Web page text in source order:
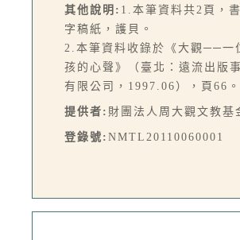
其他說明: 1.本筆資料共2頁，
字稿紙，護貝。
2.本筆資料收錄於《大觀──一
孩的心聲》（臺北：遠流出版
有限公司，1997.06），頁66。
提供者: 財團法人周大觀文教基
登錄號: NMTL20110060001